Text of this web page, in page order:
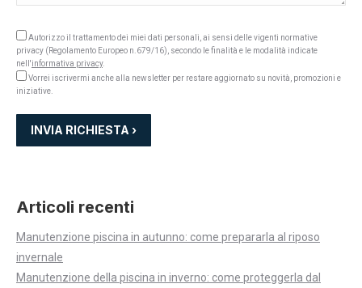
Autorizzo il trattamento dei miei dati personali, ai sensi delle vigenti normative
privacy (Regolamento Europeo n.679/16), secondo le finalità e le modalità indicate
nell'informativa privacy.
Vorrei iscrivermi anche alla newsletter per restare aggiornato su novità, promozioni e
iniziative.
Articoli recenti
Manutenzione piscina in autunno: come prepararla al riposo
invernale
Manutenzione della piscina in inverno: come proteggerla dal